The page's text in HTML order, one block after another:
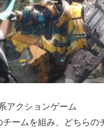
アクションゲーム
チームを組み、どちら